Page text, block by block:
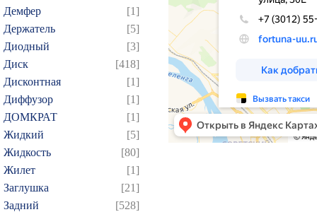
Демфер
[1]
Держатель
[5]
Диодный
[3]
Диск
[418]
Дисконтная
[1]
Диффузор
[1]
ДОМКРАТ
[1]
Жидкий
[5]
Жидкость
[80]
Жилет
[1]
Заглушка
[21]
Задний
[528]